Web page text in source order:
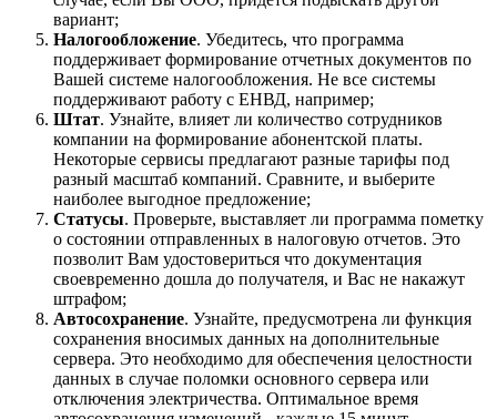
вариант;
Налогообложение. Убедитесь, что программа
поддерживает формирование отчетных документов по
Вашей системе налогообложения. Не все системы
поддерживают работу с ЕНВД, например;
Штат. Узнайте, влияет ли количество сотрудников
компании на формирование абонентской платы.
Некоторые сервисы предлагают разные тарифы под
разный масштаб компаний. Сравните, и выберите
наиболее выгодное предложение;
Статусы. Проверьте, выставляет ли программа пометку
о состоянии отправленных в налоговую отчетов. Это
позволит Вам удостовериться что документация
своевременно дошла до получателя, и Вас не накажут
штрафом;
Автосохранение. Узнайте, предусмотрена ли функция
сохранения вносимых данных на дополнительные
сервера. Это необходимо для обеспечения целостности
данных в случае поломки основного сервера или
отключения электричества. Оптимальное время